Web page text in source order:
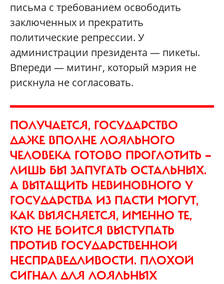
письма с требованием освободить
заключенных и прекратить
политические репрессии. У
администрации президента — пикеты.
Впереди — митинг, который мэрия не
рискнула не согласовать.
ПОЛУЧАЕТСЯ, ГОСУДАРСТВО
ДАЖЕ ВПОЛНЕ ЛОЯЛЬНОГО
ЧЕЛОВЕКА ГОТОВО ПРОГЛОТИТЬ —
ЛИШЬ БЫ ЗАПУГАТЬ ОСТАЛЬНЫХ.
А ВЫТАЩИТЬ НЕВИНОВНОГО У
ГОСУДАРСТВА ИЗ ПАСТИ МОГУТ,
КАК ВЫЯСНЯЕТСЯ, ИМЕННО ТЕ,
КТО НЕ БОИТСЯ ВЫСТУПАТЬ
ПРОТИВ ГОСУДАРСТВЕННОЙ
НЕСПРАВЕДЛИВОСТИ. ПЛОХОЙ
СИГНАЛ ДЛЯ ЛОЯЛЬНЫХ